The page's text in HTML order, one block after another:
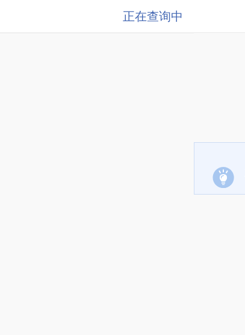
正在查询中